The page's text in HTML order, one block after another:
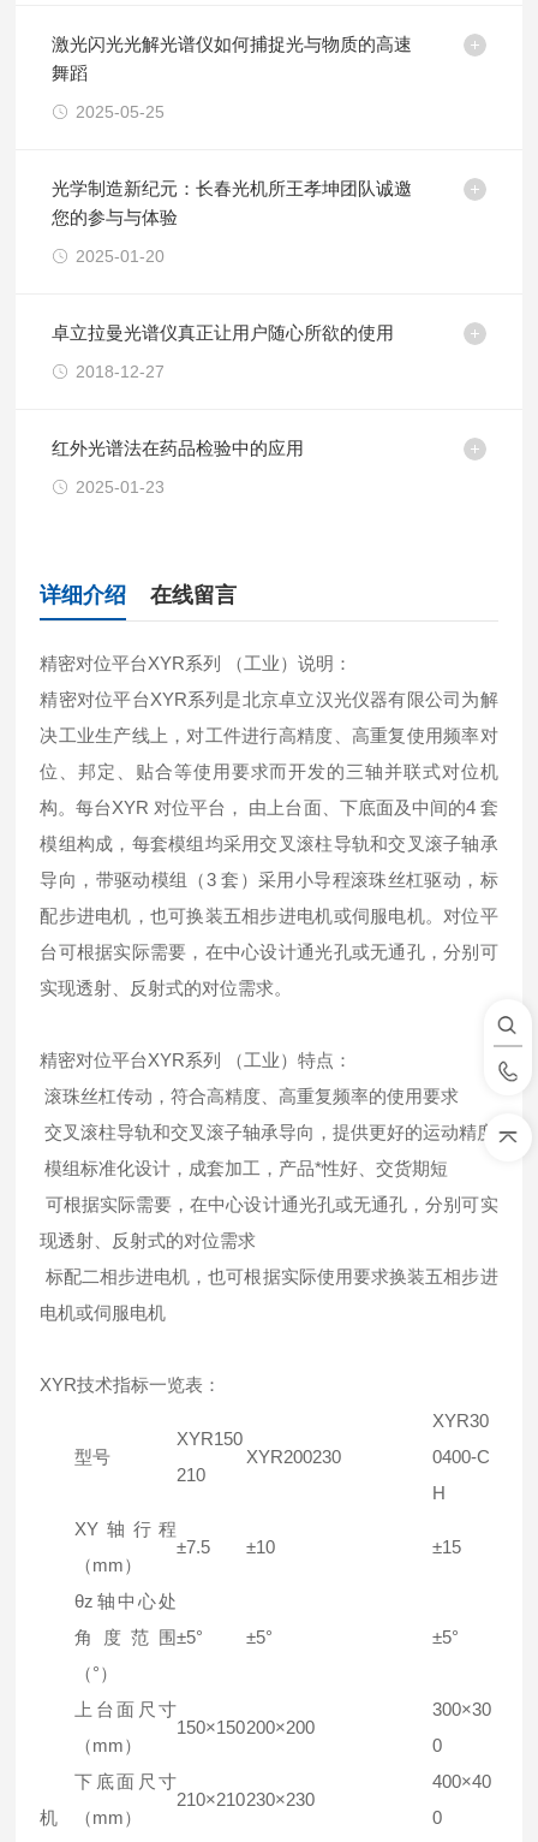
激光闪光光解光谱仪如何捕捉光与物质的高速
舞蹈
2025-05-25
光学制造新纪元：长春光机所王孝坤团队诚邀
您的参与与体验
2025-01-20
卓立拉曼光谱仪真正让用户随心所欲的使用
2018-12-27
红外光谱法在药品检验中的应用
2025-01-23
详细介绍 在线留言
精密对位平台XYR系列 （工业）说明：
精密对位平台XYR系列是北京卓立汉光仪器有限公司为解
决工业生产线上，对工件进行高精度、高重复使用频率对
位、邦定、贴合等使用要求而开发的三轴并联式对位机
构。每台XYR 对位平台， 由上台面、下底面及中间的4 套
模组构成，每套模组均采用交叉滚柱导轨和交叉滚子轴承
导向，带驱动模组（3 套）采用小导程滚珠丝杠驱动，标
配步进电机，也可换装五相步进电机或伺服电机。对位平
台可根据实际需要，在中心设计通光孔或无通孔，分别可
实现透射、反射式的对位需求。
精密对位平台XYR系列 （工业）特点：
滚珠丝杠传动，符合高精度、高重复频率的使用要求
交叉滚柱导轨和交叉滚子轴承导向，提供更好的运动精度
模组标准化设计，成套加工，产品*性好、交货期短
可根据实际需要，在中心设计通光孔或无通孔，分别可实
现透射、反射式的对位需求
标配二相步进电机，也可根据实际使用要求换装五相步进
电机或伺服电机
XYR技术指标一览表：
型号
XYR150
210
XYR200230
XYR30
0400-C
H
机
XY轴行程
（mm）
±7.5 ±10 ±15
θz轴中心处
角度范围
（°）
±5° ±5° ±5°
上台面尺寸
（mm）
150×150200×200
300×30
0
下底面尺寸
（mm）
210×210230×230
400×40
0